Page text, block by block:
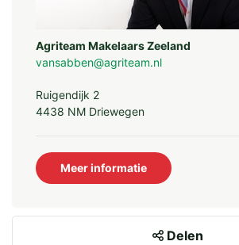
Agriteam Makelaars Zeeland
vansabben@agriteam.nl
Ruigendijk 2
4438 NM Driewegen
Meer informatie
Delen